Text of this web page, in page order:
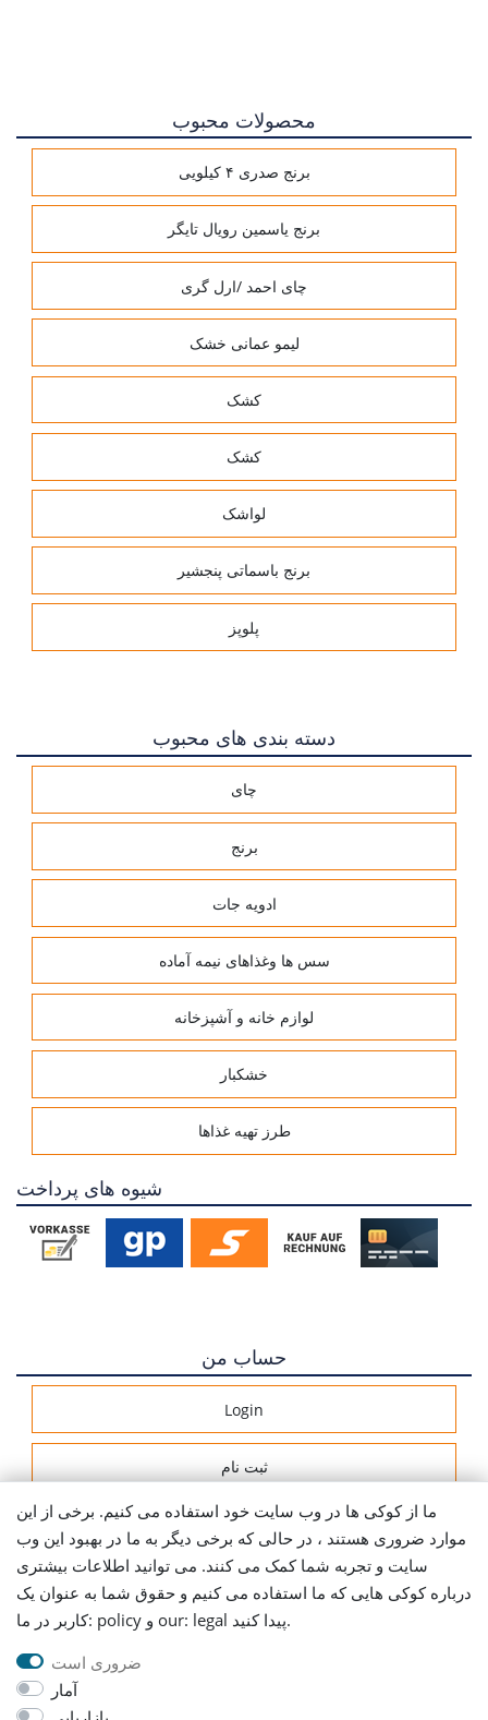
محصولات محبوب
برنج صدری ۴ کیلویی
برنج یاسمین رویال تایگر
چای احمد /ارل گری
لیمو عمانی خشک
کشک
کشک
لواشک
برنج باسماتی پنجشیر
پلوپز
دسته بندی های محبوب
چای
برنج
ادویه جات
سس ها وغذاهای نیمه آماده
لوازم خانه و آشپزخانه
خشکبار
طرز تهیه غذاها
شیوه های پرداخت
حساب من
Login
ثبت نام
اطلاعات ارسال
Let's stay connected
ما از کوکی ها در وب سایت خود استفاده می کنیم. برخی از این
موارد ضروری هستند ، در حالی که برخی دیگر به ما در بهبود این وب
سایت و تجربه شما کمک می کنند. می توانید اطلاعات بیشتری
درباره کوکی هایی که ما استفاده می کنیم و حقوق شما به عنوان یک
کاربر در ما: policy و our: legal پیدا کنید.
ضروری است
آمار